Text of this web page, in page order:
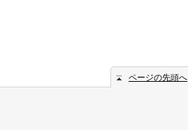
ページの先頭へ